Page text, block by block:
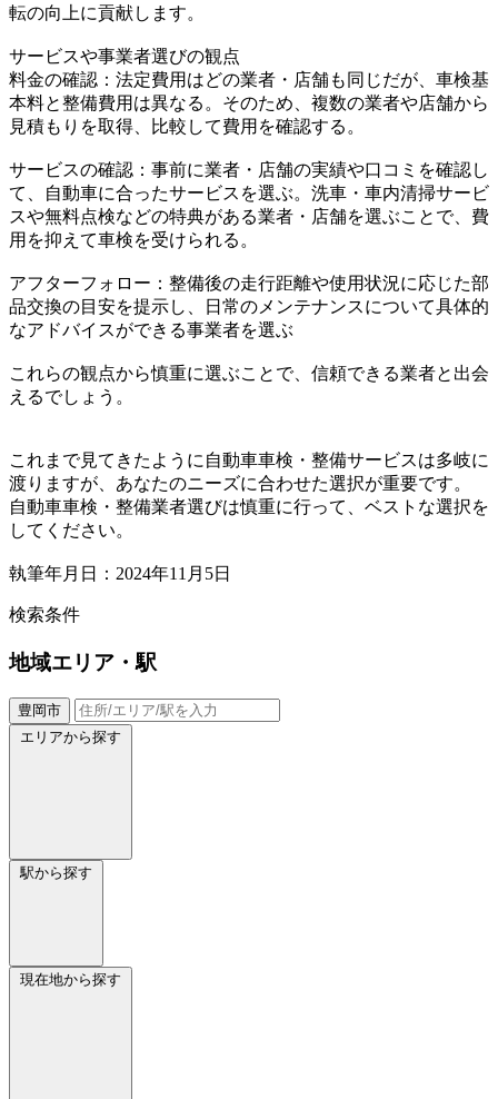
転の向上に貢献します。
サービスや事業者選びの観点
料金の確認：法定費用はどの業者・店舗も同じだが、車検基
本料と整備費用は異なる。そのため、複数の業者や店舗から
見積もりを取得、比較して費用を確認する。
サービスの確認：事前に業者・店舗の実績や口コミを確認し
て、自動車に合ったサービスを選ぶ。洗車・車内清掃サービ
スや無料点検などの特典がある業者・店舗を選ぶことで、費
用を抑えて車検を受けられる。
アフターフォロー：整備後の走行距離や使用状況に応じた部
品交換の目安を提示し、日常のメンテナンスについて具体的
なアドバイスができる事業者を選ぶ
これらの観点から慎重に選ぶことで、信頼できる業者と出会
えるでしょう。
これまで見てきたように自動車車検・整備サービスは多岐に
渡りますが、あなたのニーズに合わせた選択が重要です。
自動車車検・整備業者選びは慎重に行って、ベストな選択を
してください。
執筆年月日：2024年11月5日
検索条件
地域エリア・駅
豊岡市
エリアから探す
駅から探す
現在地から探す